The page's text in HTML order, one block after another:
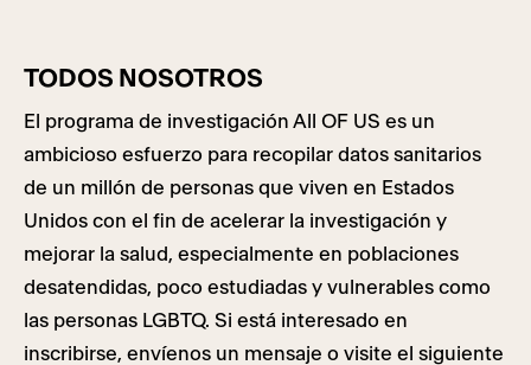
TODOS NOSOTROS
El programa de investigación All OF US es un
ambicioso esfuerzo para recopilar datos sanitarios
de un millón de personas que viven en Estados
Unidos con el fin de acelerar la investigación y
mejorar la salud, especialmente en poblaciones
desatendidas, poco estudiadas y vulnerables como
las personas LGBTQ. Si está interesado en
inscribirse, envíenos un mensaje o visite el siguiente